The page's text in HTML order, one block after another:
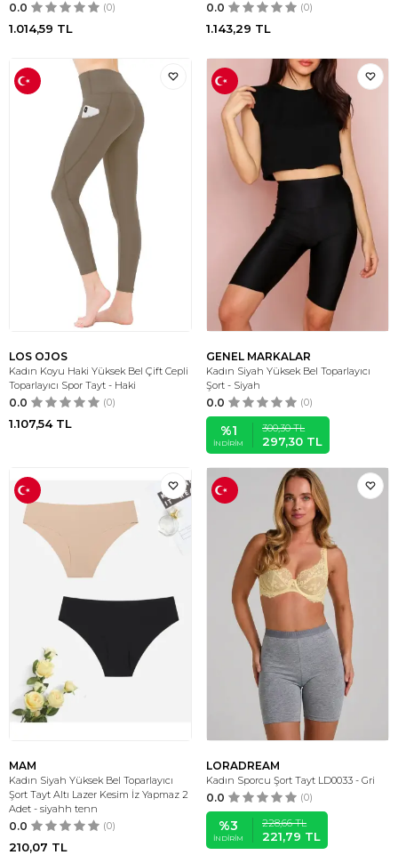
0.0 (0)
1.014,59 TL
0.0 (0)
1.143,29 TL
LOS OJOS
Kadın Koyu Haki Yüksek Bel Çift Cepli
Toparlayıcı Spor Tayt - Haki
0.0 (0)
1.107,54TL
GENEL MARKALAR
Kadın Siyah Yüksek Bel Toparlayıcı
Şort - Siyah
0.0 (0)
%1
İNDIRIM
300,30TL
297,30 TL
MAM
Kadın Siyah Yüksek Bel Toparlayıcı
Şort Tayt Altı Lazer Kesim İz Yapmaz 2
Adet - siyahh tenn
0.0 (0)
210,07 TL
LORADREAM
Kadın Sporcu Şort Tayt LD0033 - Gri
0.0 (0)
%3
İNDIRIM
228,66TL
221,79 TL